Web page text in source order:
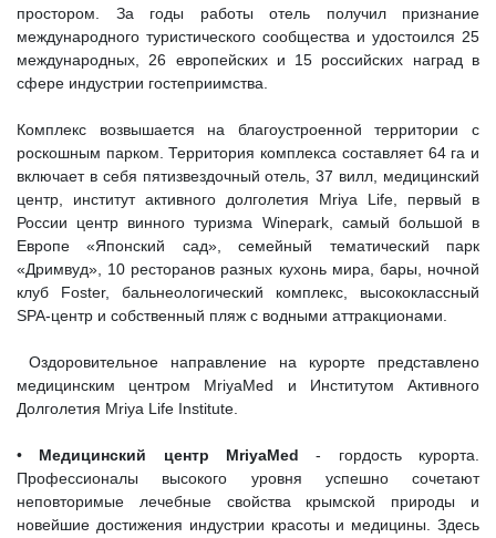
простором. За годы работы отель получил признание
международного туристического сообщества и удостоился 25
международных, 26 европейских и 15 российских наград в
сфере индустрии гостеприимства.
Комплекс возвышается на благоустроенной территории с
роскошным парком. Территория комплекса составляет 64 га и
включает в себя пятизвездочный отель, 37 вилл, медицинский
центр, институт активного долголетия Mriya Life, первый в
России центр винного туризма Winepark, самый большой в
Европе «Японский сад», семейный тематический парк
«Дримвуд», 10 ресторанов разных кухонь мира, бары, ночной
клуб Foster, бальнеологический комплекс, высококлассный
SPA-центр и собственный пляж с водными аттракционами.
Оздоровительное направление на курорте представлено
медицинским центром MriyaMed и Институтом Активного
Долголетия Mriya Life Institute.
• Медицинский центр MriyaMed - гордость курорта.
Профессионалы высокого уровня успешно сочетают
неповторимые лечебные свойства крымской природы и
новейшие достижения индустрии красоты и медицины. Здесь